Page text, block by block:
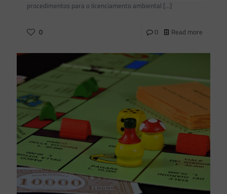
procedimentos para o licenciamento ambiental […]
0 0 Read more